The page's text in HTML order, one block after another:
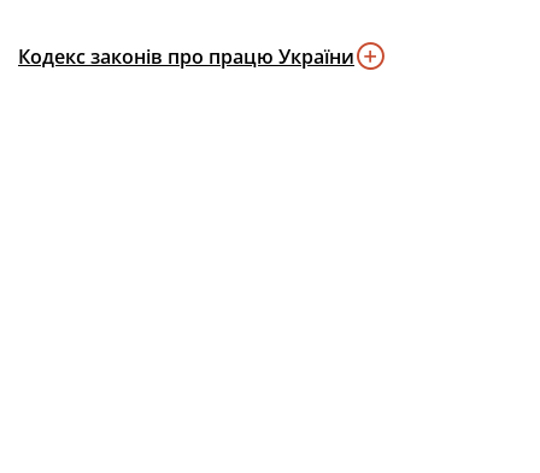
Кодекс законів про працю України